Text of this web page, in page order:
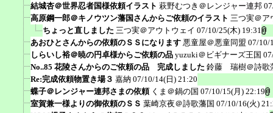
結城杏＠世界忍者国様依頼イラスト 萩野むつき＠レンジャー連邦
高原鋼一郎＠キノウツン藩国さんからご依頼のイラスト 三つ実＠ア
ちょっと直しました 三つ実＠アウトウェイ 07/10/25(木) 19:31
あおひとさんからの依頼のＳＳになります 悪童屋＠悪童同盟 07/10/
しらいし裕＠暁の円卓様からご依頼の品 yuzuki＠ビギナーズ王国
No..85 花陵さんからのご依頼の品 完成しました 鈴藤 瑞樹＠詩歌
Re:完成依頼物置き場３ 嘉納 07/10/14(日) 21:20
蝶子＠レンジャー連邦さまの依頼 くま＠鍋の国 07/10/15(月) 22:19
室賀兼一様よりの御依頼のＳＳ 葉崎京夜＠詩歌藩国 07/10/16(火)